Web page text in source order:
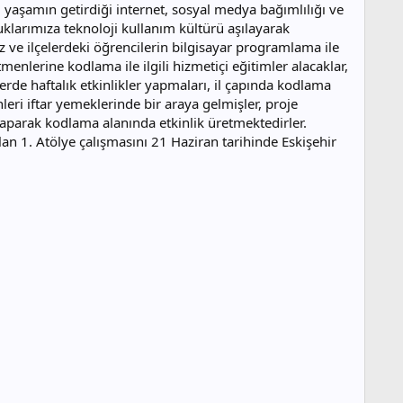
getirdiği internet, sosyal medya bağımlılığı ve
teknoloji kullanım kültürü aşılayarak
ve ilçelerdeki öğrencilerin bilgisayar programlama ile
kodlama ile ilgili hizmetiçi eğitimler alacaklar,
haftalık etkinlikler yapmaları, il çapında kodlama
iftar yemeklerinde bir araya gelmişler, proje
kodlama alanında etkinlik üretmektedirler.
1. Atölye çalışmasını 21 Haziran tarihinde Eskişehir